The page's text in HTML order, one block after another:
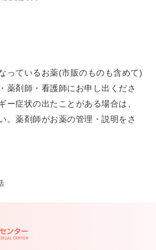
っているお薬(市販のものも含めて)
薬剤師・看護師にお申し出くださ
ー症状の出たことがある場合は、
。薬剤師がお薬の管理・説明をさ